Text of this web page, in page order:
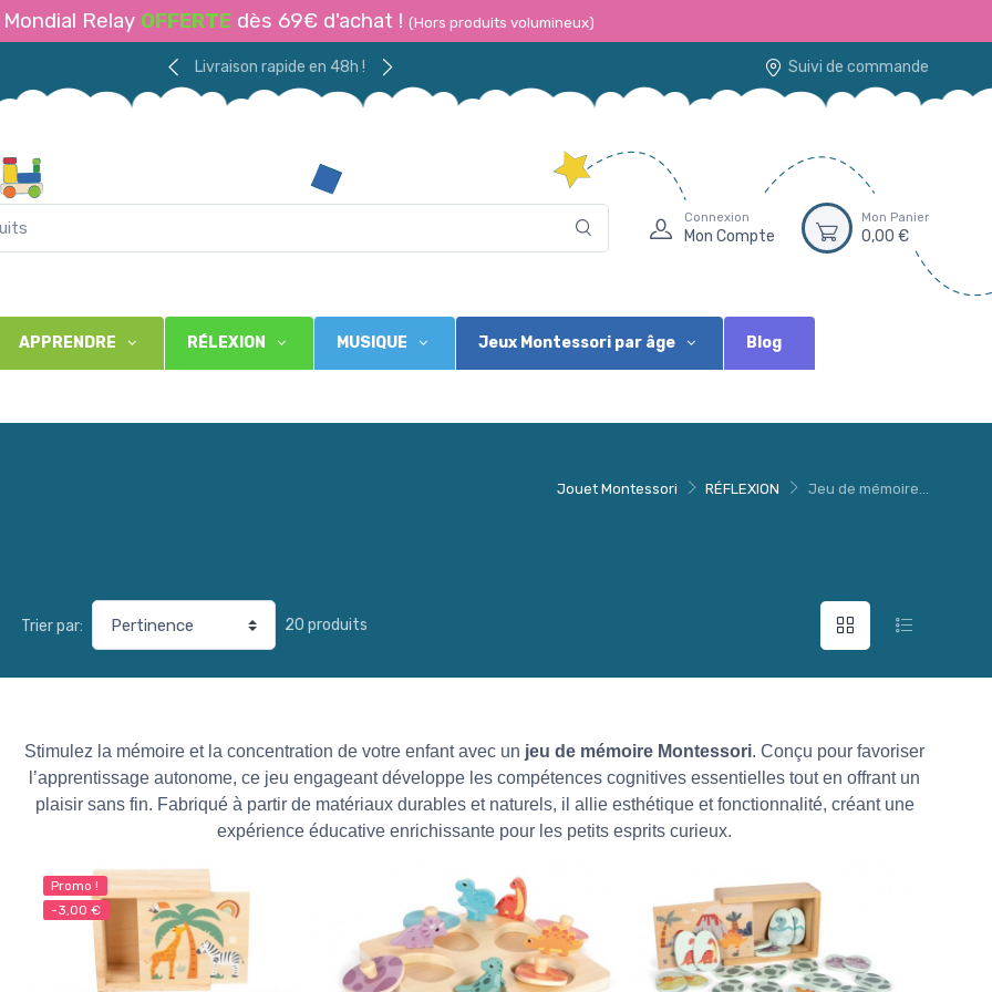
Relay OFFERTE dès 69€ d'achat ! (Hors produits volumineux)
Livraison rapide en 48h ! Suivi de commande
Connexion
Mon Compte
Mon Panier
0,00 €
APPRENDRE RÉLEXION MUSIQUE Jeux Montessori par âge Blog
Jouet Montessori RÉFLEXION Jeu de mémoire...
Trier par: 20 produits
Stimulez la mémoire et la concentration de votre enfant avec un jeu de mémoire Montessori. Conçu pour favoriser
l’apprentissage autonome, ce jeu engageant développe les compétences cognitives essentielles tout en offrant un
plaisir sans fin. Fabriqué à partir de matériaux durables et naturels, il allie esthétique et fonctionnalité, créant une
expérience éducative enrichissante pour les petits esprits curieux.
Promo !
-3,00 €